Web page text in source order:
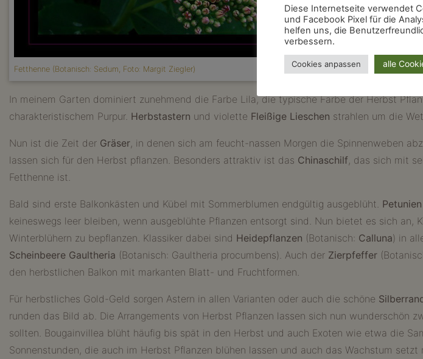
Fetthenne (Botanisch: Sedum, Foto: Margit Ziegler)
In meinem Garten dominiert zunehmend die Farbe Lila, die typische Farbe der Herbst
charakteristischem Purpur. Herbstastern und violette Fleißige Lieschen strahlen um die
Nun ist die Zeit der Gräser, in denen sich am feucht-nassen Morgen die Spinnenweben
lassen sich für den Herbst pflanzen. Besonders attraktiv ist das Chinaschilf, das sich mit
Fetthenne ist.
Bald sind erste Balkonkästen und Kübel mit Sommerblumen endgültig ausgeblüht. Petunien
keineswegs leer bleiben, wenn ausgeblühte Pflanzen entsorgt sind. Nun bietet es sich
Winterblühern zu bepflanzen. Klassiker dabei sind Heidepflanzen (Botanisch: Calluna) in
Scheinbeere Gaultheria (Botanisch: Gaultheria procumbens). Auch der Zierpfeffer
den herbstlichen Balkon mit markanten Blatt- und Fruchtformen.
Für herbstliches Gold-Geld sorgen Astern in allen Varianten oder auch die schöne
runden das Bild ab. Die Arrangements von Herbst Pflanzen lassen sich nun wunderschön
sollten. Bougainvillea blüht häufig bis spät in den Herbst und auch Exoten wie etwa die
Sonnenstunden, die auch im Herbst Pflanzen blühen lassen und auch das Wachstum setzt
Diese Internetseite verwendet
und Facebook Pixel für die
helfen uns, die
verbessern.
Cookies anpassen alle